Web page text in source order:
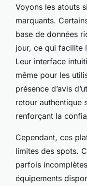
Voyons les atouts
marquants.
base de données
jour, ce qui facilite
Leur interface
même pour les
présence d’avis
retour authentique
renforçant la
Cependant, ces
limites des spots.
parfois
équipements